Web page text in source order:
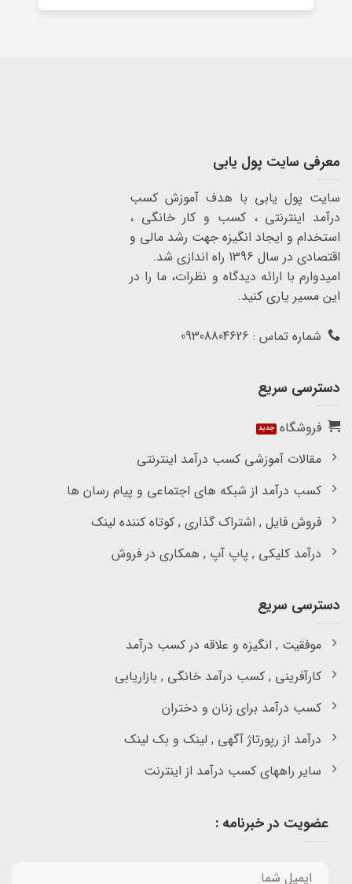
معرفی سایت پول یابی
سایت پول یابی با هدف آموزش کسب
درآمد اینترنتی ، کسب و کار خانگی ،
استخدام و ایجاد انگیزه جهت رشد مالی و
اقتصادی در سال 1396 راه اندازی شد.
امیدوارم با ارائه دیدگاه و نظرات، ما را در
این مسیر یاری کنید.
شماره تماس : 09308804626
دسترسی سریع
فروشگاه
مقالات آموزشی کسب درآمد اینترنتی
کسب درآمد از شبکه های اجتماعی و پیام رسان ها
فروش فایل , اشتراک گذاری , کوتاه کننده لینک
درآمد کلیکی , پاپ آپ , همکاری در فروش
دسترسی سریع
موفقیت , انگیزه و علاقه در کسب درآمد
کارآفرینی , کسب درآمد خانگی , بازاریابی
کسب درآمد برای زنان و دختران
درآمد از رپورتاژ آگهی , لینک و بک لینک
سایر راههای کسب درآمد از اینترنت
عضویت در خبرنامه :